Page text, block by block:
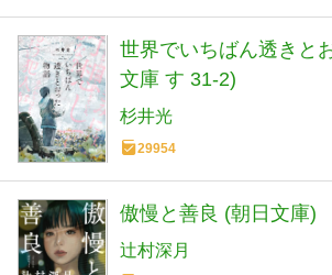
世界でいちばん透きと
文庫 す 31-2)
杉井光
29954
傲慢と善良 (朝日文庫)
辻村深月